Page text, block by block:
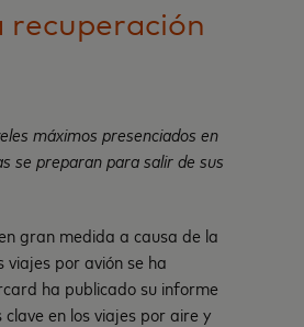
recuperación
máximos presenciados en
se preparan para salir de sus
gran medida a causa de la
por avión se ha
ha publicado su informe
en los viajes por aire y